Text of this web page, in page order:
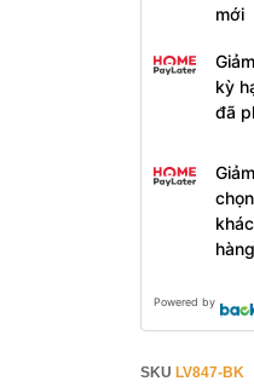
mới
kỳ
đã
Powered by
SKU LV847-BK